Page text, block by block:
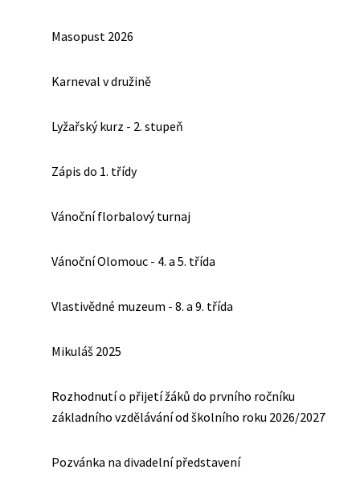
Masopust 2026
Karneval v družině
Lyžařský kurz - 2. stupeň
Zápis do 1. třídy
Vánoční florbalový turnaj
Vánoční Olomouc - 4. a 5. třída
Vlastivědné muzeum - 8. a 9. třída
Mikuláš 2025
Rozhodnutí o přijetí žáků do prvního ročníku
základního vzdělávání od školního roku 2026/2027
Pozvánka na divadelní představení